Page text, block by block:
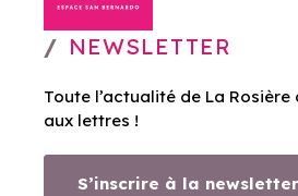
NEWSLETTER
Toute l’actualité de La
aux lettres !
S’inscrire à la newsletter